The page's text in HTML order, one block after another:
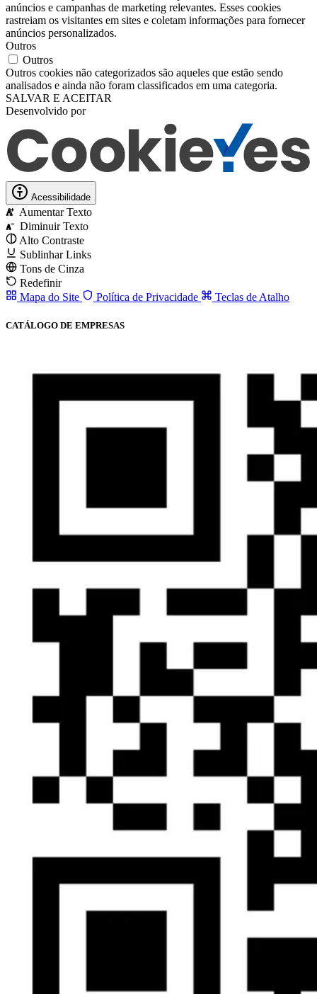
anúncios e campanhas de marketing relevantes. Esses cookies
rastreiam os visitantes em sites e coletam informações para fornecer
anúncios personalizados.
Outros
Outros
Outros cookies não categorizados são aqueles que estão sendo
analisados ​​e ainda não foram classificados em uma categoria.
SALVAR E ACEITAR
Desenvolvido por
Acessibilidade
A Aumentar Texto
A
Diminuir Texto
Alto Contraste
Sublinhar Links
Tons de Cinza
Redefinir
Mapa do Site
Política de Privacidade Teclas de Atalho
CATÁLOGO DE EMPRESAS